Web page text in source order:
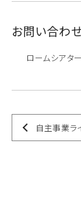
お問い合わ
ロームシア
自主事業ラ